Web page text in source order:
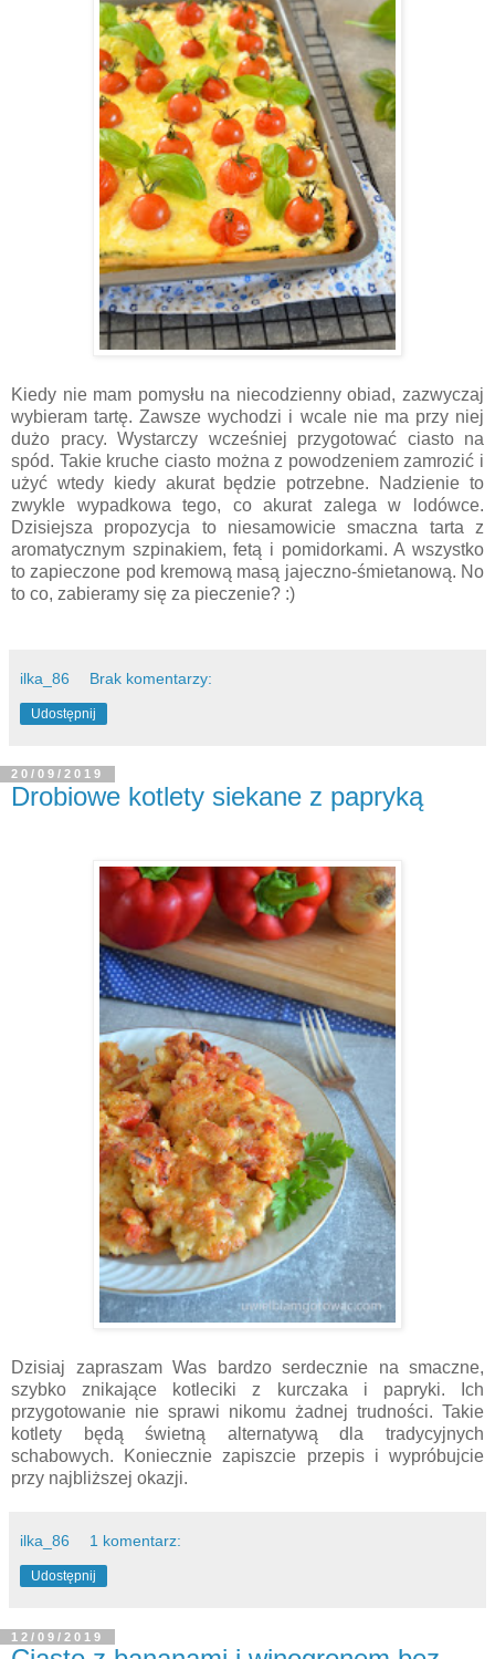
Kiedy nie mam pomysłu na niecodzienny obiad, zazwyczaj
wybieram tartę. Zawsze wychodzi i wcale nie ma przy niej
dużo pracy. Wystarczy wcześniej przygotować ciasto na
spód. Takie kruche ciasto można z powodzeniem zamrozić i
użyć wtedy kiedy akurat będzie potrzebne. Nadzienie to
zwykle wypadkowa tego, co akurat zalega w lodówce.
Dzisiejsza propozycja to niesamowicie smaczna tarta z
aromatycznym szpinakiem, fetą i pomidorkami. A wszystko
to zapieczone pod kremową masą jajeczno-śmietanową. No
to co, zabieramy się za pieczenie? :)
ilka_86 Brak komentarzy:
Udostępnij
20/09/2019
Drobiowe kotlety siekane z papryką
Dzisiaj zapraszam Was bardzo serdecznie na smaczne,
szybko znikające kotleciki z kurczaka i papryki. Ich
przygotowanie nie sprawi nikomu żadnej trudności. Takie
kotlety będą świetną alternatywą dla tradycyjnych
schabowych. Koniecznie zapiszcie przepis i wypróbujcie
przy najbliższej okazji.
ilka_86 1 komentarz:
Udostępnij
12/09/2019